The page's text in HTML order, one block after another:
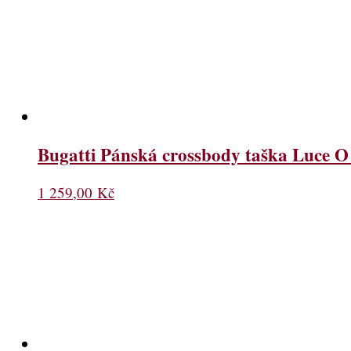
Bugatti Pánská crossbody taška Luce O
1 259,00 Kč